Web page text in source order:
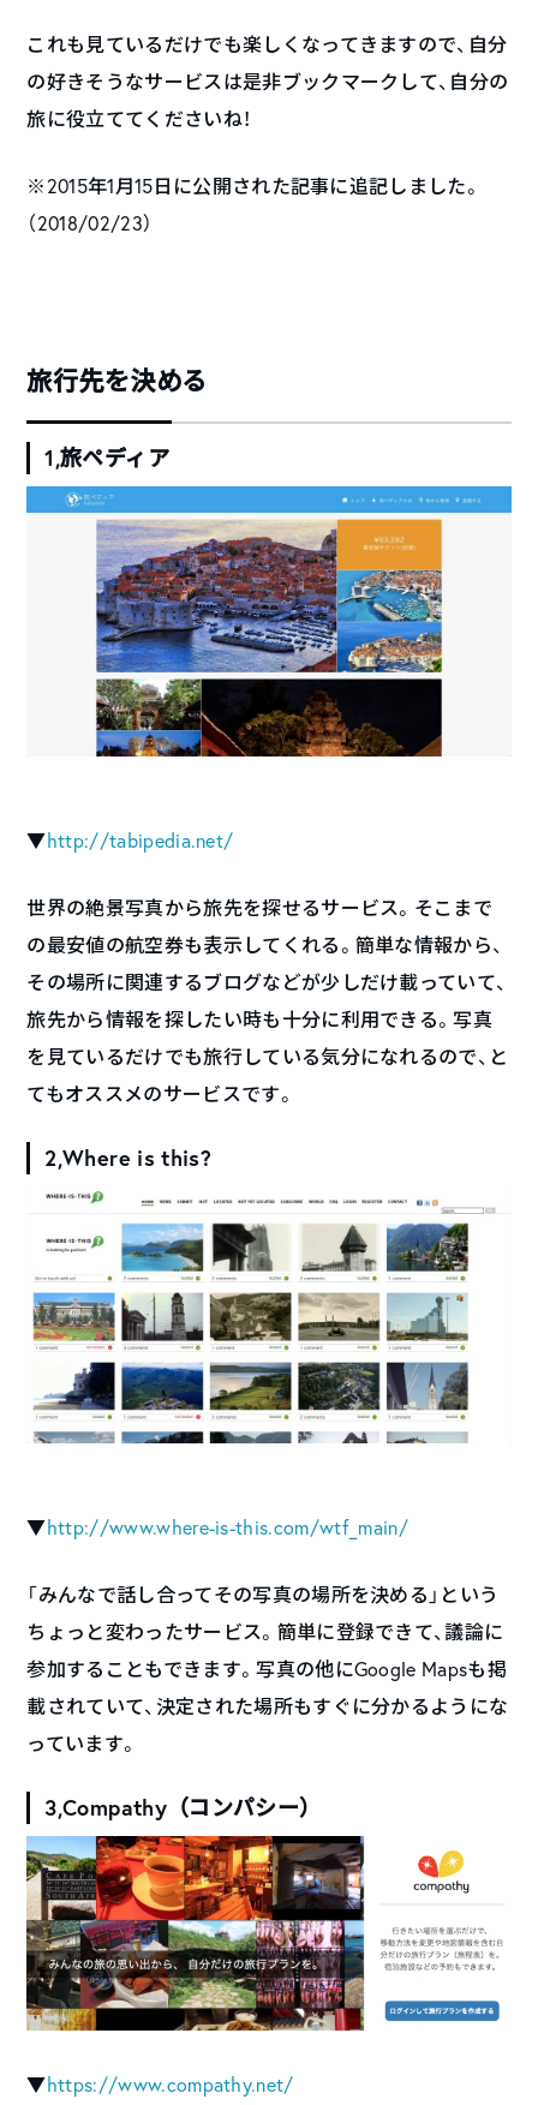
これも見ているだけでも楽しくなってきますので、自分
の好きそうなサービスは是非ブックマークして、自分の
旅に役立ててくださいね！
※2015年1月15日に公開された記事に追記しました。
（2018/02/23）
旅行先を決める
1,旅ペディア
▼http://tabipedia.net/
世界の絶景写真から旅先を探せるサービス。そこまで
の最安値の航空券も表示してくれる。簡単な情報から、
その場所に関連するブログなどが少しだけ載っていて、
旅先から情報を探したい時も十分に利用できる。写真
を見ているだけでも旅行している気分になれるので、と
てもオススメのサービスです。
2,Where is this?
▼http://www.where-is-this.com/wtf_main/
「みんなで話し合ってその写真の場所を決める」という
ちょっと変わったサービス。簡単に登録できて、議論に
参加することもできます。写真の他にGoogle Mapsも掲
載されていて、決定された場所もすぐに分かるようにな
っています。
3,Compathy（コンパシー）
▼https://www.compathy.net/